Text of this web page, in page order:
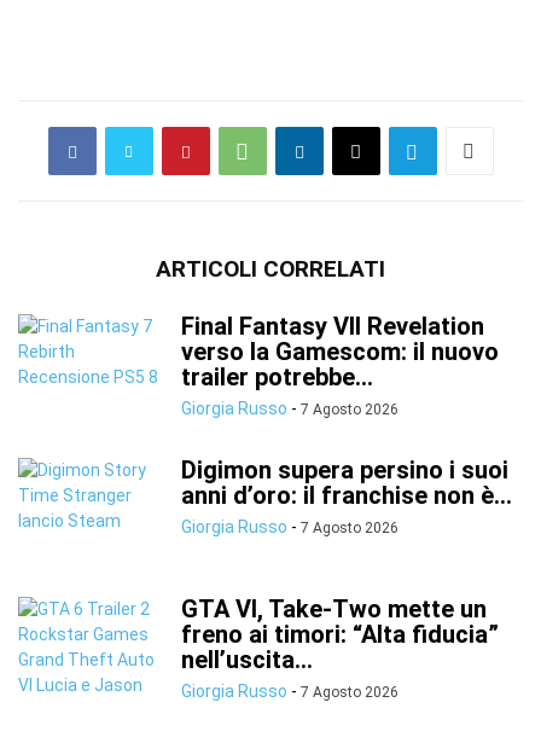
ARTICOLI CORRELATI
Final Fantasy VII Revelation
verso la Gamescom: il nuovo
trailer potrebbe...
Giorgia Russo - 7 Agosto 2026
Digimon supera persino i suoi
anni d’oro: il franchise non è...
Giorgia Russo - 7 Agosto 2026
GTA VI, Take-Two mette un
freno ai timori: “Alta fiducia”
nell’uscita...
Giorgia Russo - 7 Agosto 2026